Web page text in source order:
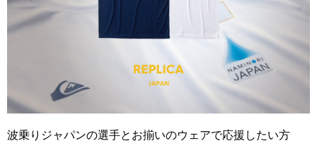
波乗りジャパンの選手とお揃いのウェアで応援したい方